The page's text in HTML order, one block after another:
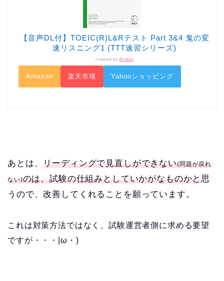
【音声DL付】TOEIC(R)L&Rテスト Part 3&4 鬼の変
速リスニング1 (TTT速習シリーズ)
created by Rinker
Amazon 楽天市場 Yahooショッピング
あとは、リーディングで見直しができない(問題が戻れ
ない)のは、試験の仕組みとしていかがなものかと思
うので、改善してくれることを願っています。
これは対策方法ではなく、試験運営者側に求める要望
ですが・・・|ω・)